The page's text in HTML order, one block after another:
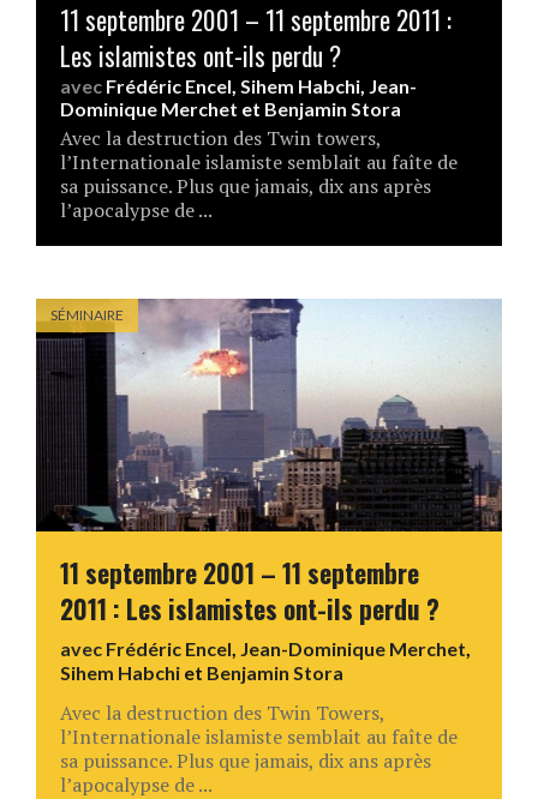
11 septembre 2001 – 11 septembre 2011 :
Les islamistes ont-ils perdu ?
avec Frédéric Encel, Sihem Habchi, Jean-
Dominique Merchet et Benjamin Stora
Avec la destruction des Twin towers,
l’Internationale islamiste semblait au faîte de
sa puissance. Plus que jamais, dix ans après
l’apocalypse de ...
SÉMINAIRE
11 septembre 2001 – 11 septembre
2011 : Les islamistes ont-ils perdu ?
avec Frédéric Encel, Jean-Dominique Merchet,
Sihem Habchi et Benjamin Stora
Avec la destruction des Twin Towers,
l’Internationale islamiste semblait au faîte de
sa puissance. Plus que jamais, dix ans après
l’apocalypse de ...